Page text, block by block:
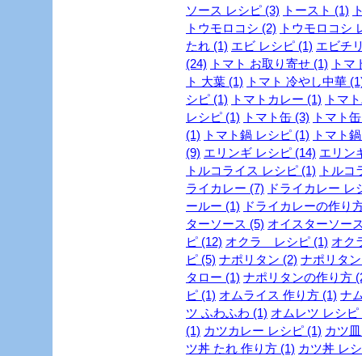
ソース レシピ (3) トースト (1)
トウモロコシ (2) トウモロコシ
たれ (1) エビ レシピ (1) エビチ
(24) トマト お取り寄せ (1) トマ
ト 大葉 (1) トマト 冷やし中華
シピ (1) トマトカレー (1) トマ
レシピ (1) トマト缶 (3) トマト
(1) トマト鍋 レシピ (1) トマト
(9) エリンギ レシピ (14) エリン
トルコライス レシピ (1) トルコ
ライカレー (7) ドライカレー レ
ールー (1) ドライカレーの作り
ターソース (5) オイスターソー
ピ (12) オクラ レシピ (1) オク
ピ (5) ナポリタン (2) ナポリタ
タロー (1) ナポリタンの作り方
ピ (1) オムライス 作り方 (1) ナ
ツ ふわふわ (1) オムレツ レシピ
(1) カツカレー レシピ (1) カツ
ツ丼 たれ 作り方 (1) カツ丼 レ